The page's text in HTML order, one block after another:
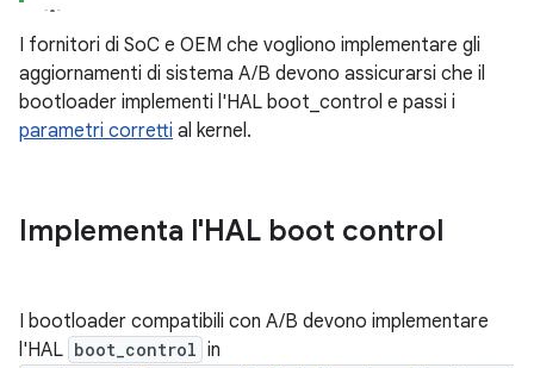
I fornitori di SoC e OEM che vogliono implementare gli
aggiornamenti di sistema A/B devono assicurarsi che il
bootloader implementi l'HAL boot_control e passi i
parametri corretti al kernel.
Implementa l'HAL boot control
I bootloader compatibili con A/B devono implementare
l'HAL boot_control in